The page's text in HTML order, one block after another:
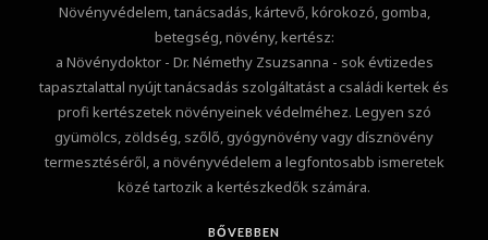
Növényvédelem, tanácsadás, kártevő, kórokozó, gomba,
betegség, növény, kertész:
a Növénydoktor - Dr. Némethy Zsuzsanna - sok évtizedes
tapasztalattal nyújt tanácsadás szolgáltatást a családi kertek és
profi kertészetek növényeinek védelméhez. Legyen szó
gyümölcs, zöldség, szőlő, gyógynövény vagy dísznövény
termesztéséről, a növényvédelem a legfontosabb ismeretek
közé tartozik a kertészkedők számára.
BŐVEBBEN